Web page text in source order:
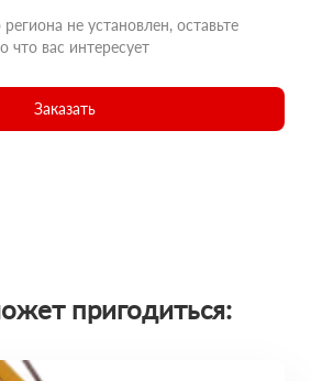
не установлен, оставьте
что вас интересует
Заказать
пригодиться: